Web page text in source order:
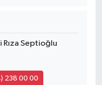
Rıza Septioğlu
238 00 00